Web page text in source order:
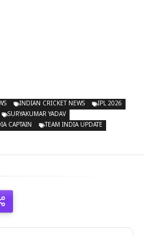
INDIAN CRICKET NEWS
IPL 2026
SURYAKUMAR YADAV
CAPTAIN TEAM INDIA UPDATE